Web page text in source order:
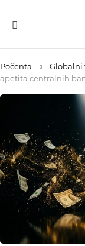
Počenta Globalni
apetita centralnih